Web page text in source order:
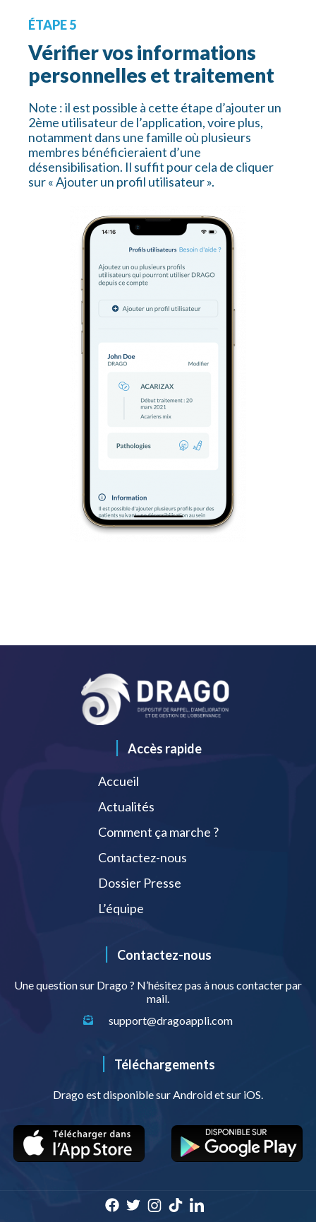
ÉTAPE 5
Vérifier vos informations
personnelles et traitement
Note : il est possible à cette étape d’ajouter un
2ème utilisateur de l’application, voire plus,
notamment dans une famille où plusieurs
membres bénéficieraient d’une
désensibilisation. Il suffit pour cela de cliquer
sur « Ajouter un profil utilisateur ».
| Accès rapide
Accueil
Actualités
Comment ça marche ?
Contactez-nous
Dossier Presse
L’équipe
| Contactez-nous
Une question sur Drago ? N’hésitez pas à nous contacter par
mail.
support@dragoappli.com
| Téléchargements
Drago est disponible sur Android et sur iOS.